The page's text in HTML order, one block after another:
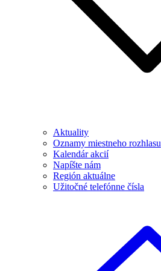
Aktuality
Oznamy miestneho rozhlasu
Kalendár akcií
Napíšte nám
Región aktuálne
Užitočné telefónne čísla